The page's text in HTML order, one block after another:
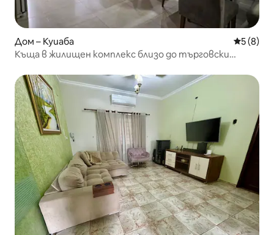
Дом – Куиаба Средна
5 (8)
Къща в жилищен комплекс близо до търговски